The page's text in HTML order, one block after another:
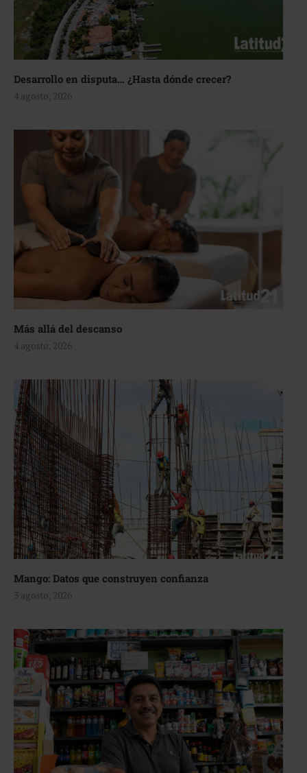
Desarrollo en disputa… ¿Hasta dónde crecer?
4 agosto, 2026
Más allá del descanso
4 agosto, 2026
Mango: Datos que construyen confianza
3 agosto, 2026